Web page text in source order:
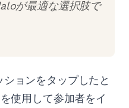
が最適な選択肢で
ョンをタップしたと
使用して参加者をイ